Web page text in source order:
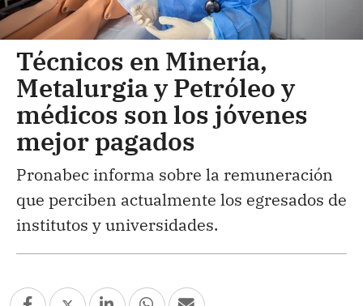
Técnicos en Minería,
Metalurgia y Petróleo y
médicos son los jóvenes
mejor pagados
Pronabec informa sobre la remuneración
que perciben actualmente los egresados de
institutos y universidades.